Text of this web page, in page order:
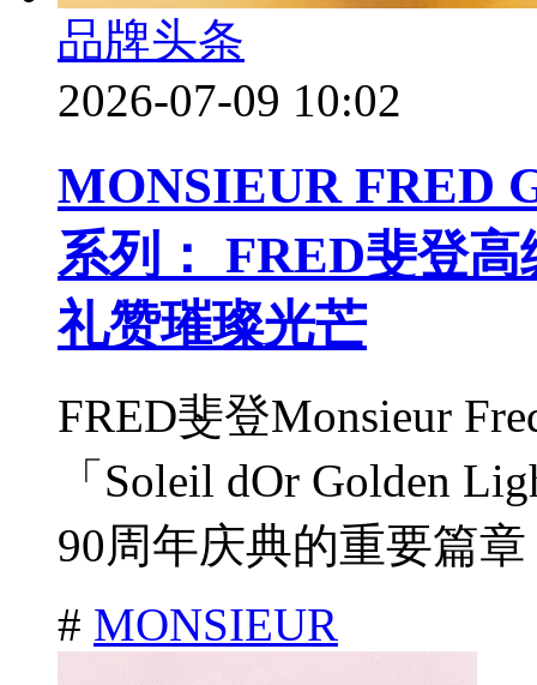
品牌头条
2026-07-09 10:02
MONSIEUR FRED
系列： FRED斐登
礼赞璀璨光芒
FRED斐登Monsieur
「Soleil dOr Golden
90周年庆典的重要篇章
# MONSIEUR